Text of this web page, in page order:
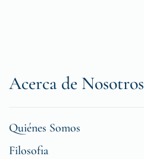
Acerca de Nosotros
Quiénes Somos
Filosofia